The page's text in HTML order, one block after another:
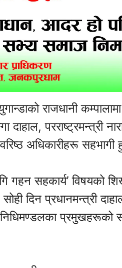
राजधानी
दाहाल, परराष्ट्रमन्त्री
अधिकारीहरू सहभागी
गहन सहकार्य’ विषयको
दिन प्रधानमन्त्री
प्रमुखहरूको